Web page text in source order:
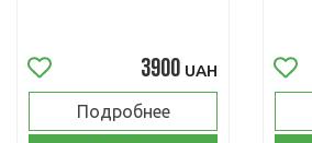
3900 UAH
Подробнее